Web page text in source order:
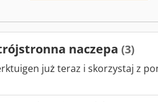
naczepa (3)
już teraz i skorzystaj z